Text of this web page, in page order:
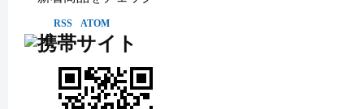
RSS ATOM